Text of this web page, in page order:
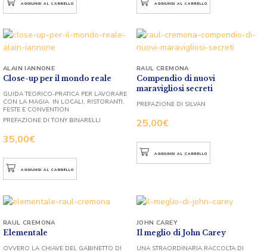
AGGIUNGI AL CARRELLO AGGIUNGI AL CARRELLO
Close-up per il mondo reale
35,00€
ALAIN IANNONE
GUIDA TEORICO-PRATICA PER LAVORARE
CON LA MAGIA IN LOCALI, RISTORANTI,
FESTE E CONVENTION
PREFAZIONE DI TONY BINARELLI
AGGIUNGI AL CARRELLO
Compendio di nuovi
maravigliosi secreti
25,00€
RAUL CREMONA
PREFAZIONE DI SILVAN
AGGIUNGI AL CARRELLO
Elementale
RAUL CREMONA
OVVERO LA CHIAVE DEL GABINETTO DI
Il meglio di John Carey
JOHN CAREY
UNA STRAORDINARIA RACCOLTA DI